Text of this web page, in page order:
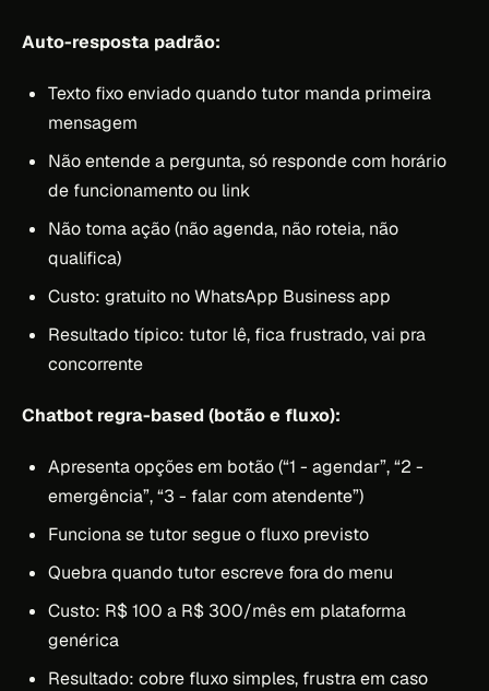
Auto-resposta padrão:
Texto fixo enviado quando tutor manda primeira
mensagem
Não entende a pergunta, só responde com horário
de funcionamento ou link
Não toma ação (não agenda, não roteia, não
qualifica)
Custo: gratuito no WhatsApp Business app
Resultado típico: tutor lê, fica frustrado, vai pra
concorrente
Chatbot regra-based (botão e fluxo):
Apresenta opções em botão (“1 - agendar”, “2 -
emergência”, “3 - falar com atendente”)
Funciona se tutor segue o fluxo previsto
Quebra quando tutor escreve fora do menu
Custo: R$ 100 a R$ 300/mês em plataforma
genérica
Resultado: cobre fluxo simples, frustra em caso